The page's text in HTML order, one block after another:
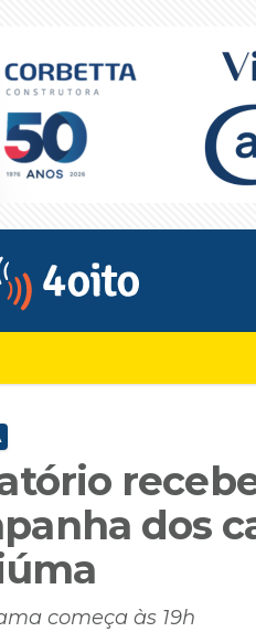
principal
dos
começa às 19h